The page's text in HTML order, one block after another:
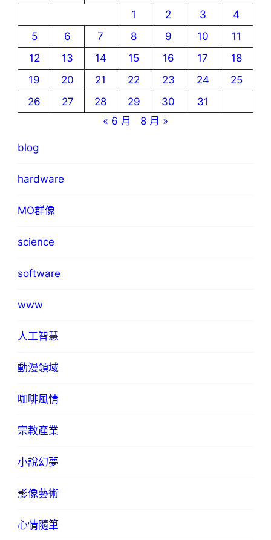
1
2 3
4
5
6 7 8 9 10
11
12
13 14 15 16 17
18
19
20 21 22 23 24
25
26
27 28 29 30
31
« 6 月
8 月 »
blog
hardware
MO群像
science
software
www
人工智慧
動漫領域
咖啡風情
宗教產業
小說幻夢
影像藝術
心情隨筆